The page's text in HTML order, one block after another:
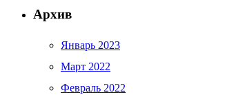
Архив
Январь 2023
Март 2022
Февраль 2022